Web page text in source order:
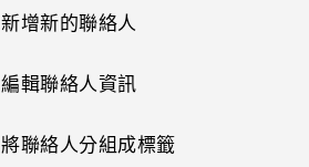
三方應用程式？
如何設定預設的簡訊應用程式？
如何重新啟動手機以進入安全模
腦。檔案存到哪裡去了？
如何將業者的存取點名稱新增至
如何找出手機的 IMEI/MEID 和
程式？
式
更改 nano SIM 卡設定
場景偵測
拍攝連拍相片
拍攝人像照或自拍照
拍攝動態相片
檢視和管理拍攝的相片
檢視動態相片
使用子母畫面
控制應用程式權限
選擇可以存取您所在位置的應用
Google 相簿功能介紹
FM 收音機
錄音程式
接聽來電或拒接來電
通話期間可以執行的動作
設定多方通話
傳送多媒體訊息 (MMS)
傳送群組訊息 (SMS)
回覆訊息
新增新的聯絡人
編輯聯絡人資訊
將聯絡人分組成標籤